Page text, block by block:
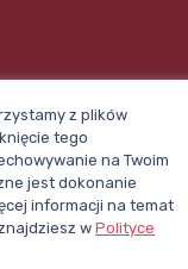
z plików
tego
na Twoim
jest dokonanie
informacji na temat
w Polityce